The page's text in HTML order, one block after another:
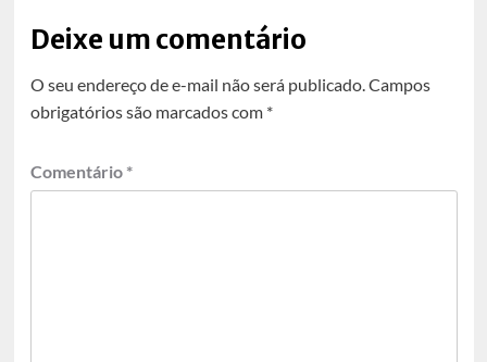
Deixe um comentário
O seu endereço de e-mail não será publicado.Campos
obrigatórios são marcados com *
Comentário *